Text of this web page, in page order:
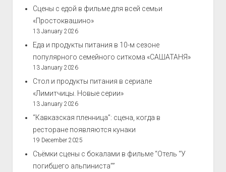
Сцены с едой в фильме для всей семьи
«Простоквашино»
13 January 2026
Еда и продукты питания в 10-м сезоне
популярного семейного ситкома «САШАТАНЯ»
13 January 2026
Стол и продукты питания в сериале
«Лимитчицы. Новые серии»
13 January 2026
“Кавказская пленница”: сцена, когда в
ресторане появляются кунаки
19 December 2025
Съёмки сцены с бокалами в фильме “Отель “У
погибшего альпиниста””